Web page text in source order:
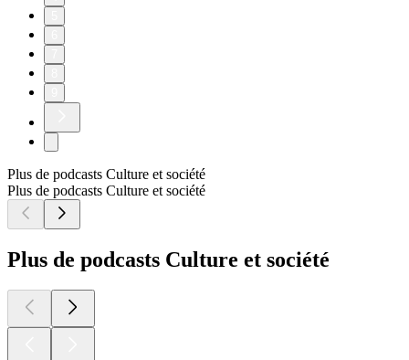
Plus de podcasts Culture et société
Plus de podcasts Culture et société
Plus de podcasts Culture et société